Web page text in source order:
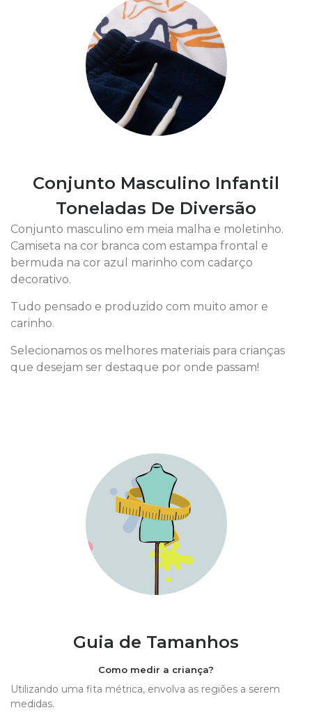
Conjunto Masculino Infantil
Toneladas De Diversão
Conjunto masculino em meia malha e moletinho.
Camiseta na cor branca com estampa frontal e
bermuda na cor azul marinho com cadarço
decorativo.
Tudo pensado e produzido com muito amor e
carinho.
Selecionamos os melhores materiais para crianças
que desejam ser destaque por onde passam!
Guia de Tamanhos
Como medir a criança?
Utilizando uma fita métrica, envolva as regiões a serem
medidas.